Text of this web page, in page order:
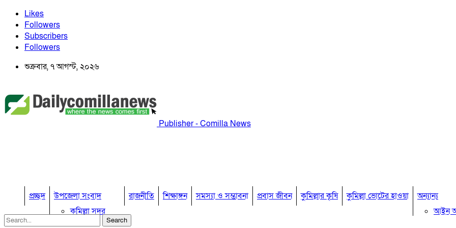
Likes
Followers
Subscribers
Followers
শুক্রবার, ৭ আগস্ট, ২০২৬
Publisher - Comilla News
প্রচ্ছদ
উপজেলা সংবাদ
কুমিল্লা সদর
কুমিল্লা সদর দক্ষিণ
রাজনীতি শিক্ষাঙ্গন সমস্যা ও সম্ভাবনা প্রবাস জীবন কুমিল্লার কৃষি কুমিল্লা ভোটের হাওয়া
অন্যান্য
আইন